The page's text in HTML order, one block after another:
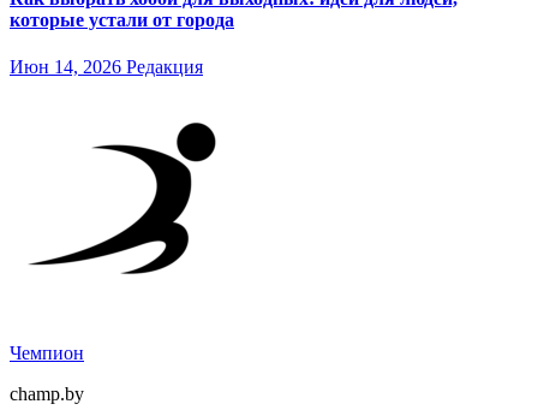
которые устали от города
Июн 14, 2026 Редакция
Чемпион
champ.by